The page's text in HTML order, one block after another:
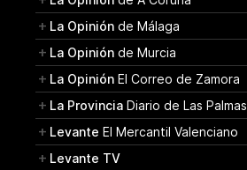
La Opinión de Málaga
La Opinión de Murcia
La Opinión El Correo de Zamora
La Provincia Diario de Las Palmas
Levante El Mercantil Valenciano
Levante TV